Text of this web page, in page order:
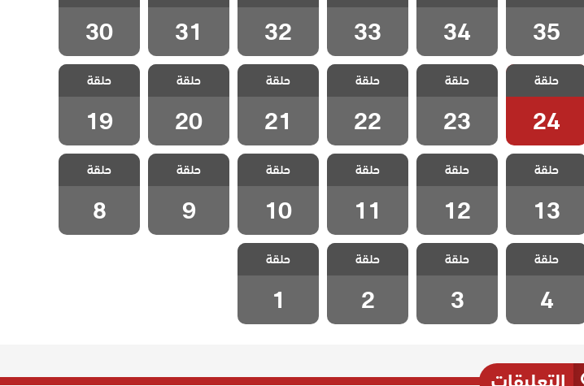
35
35
34
34
33
33
32
32
31
31
30
30
مسلسل الزوجة
الاخري الحلقة
24
حلقة
24
مسلسل الزوجة
الاخري الحلقة
23
حلقة
23
مسلسل الزوجة
الاخري الحلقة
22
حلقة
22
مسلسل الزوجة
الاخري الحلقة
21
حلقة
21
مسلسل الزوجة
الاخري الحلقة
20
حلقة
20
مسلسل الزوجة
الاخري الحلقة
19
حلقة
19
مسلسل الزوجة
الاخري الحلقة
13
حلقة
13
مسلسل الزوجة
الاخري الحلقة
12
حلقة
12
مسلسل الزوجة
الاخري الحلقة
11
حلقة
11
مسلسل الزوجة
الاخري الحلقة
10
حلقة
10
مسلسل الزوجة
الاخري الحلقة 9
حلقة
9
مسلسل الزوجة
الاخري الحلقة 8
حلقة
8
مسلسل الزوجة
الاخري الحلقة 4
حلقة
4
مسلسل الزوجة
الاخري الحلقة 3
حلقة
3
مسلسل الزوجة
الاخري الحلقة 2
حلقة
2
مسلسل الزوجة
الاخري الحلقة 1
حلقة
1